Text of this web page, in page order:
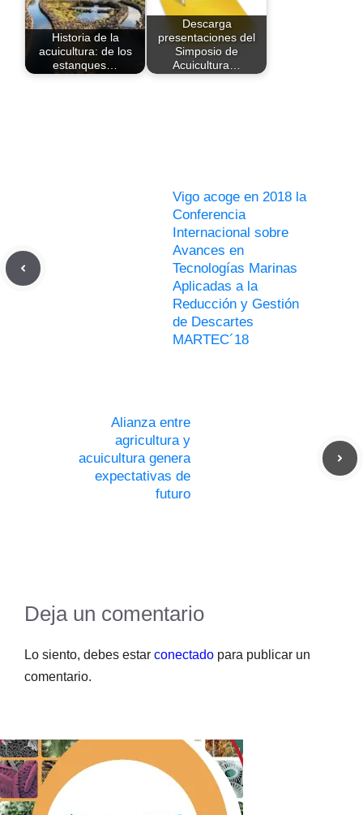
Historia de la
acuicultura: de los
estanques…
Descarga
presentaciones del
Simposio de
Acuicultura…
Vigo acoge en 2018 la
Conferencia
Internacional sobre
Avances en
Tecnologías Marinas
Aplicadas a la
Reducción y Gestión
de Descartes
MARTEC´18
Alianza entre
agricultura y
acuicultura genera
expectativas de
futuro
Deja un comentario
Lo siento, debes estar conectado para publicar un
comentario.